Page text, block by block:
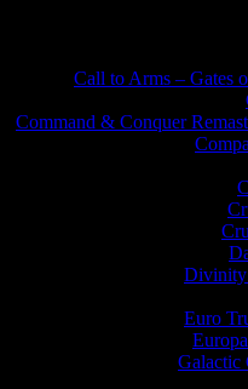
Call to Arms – Gates
Command & Conquer
Euro
Galactic